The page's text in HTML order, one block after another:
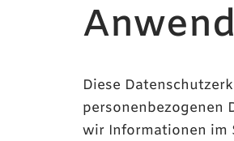
Diese
personenbezogenen
wir Informationen im